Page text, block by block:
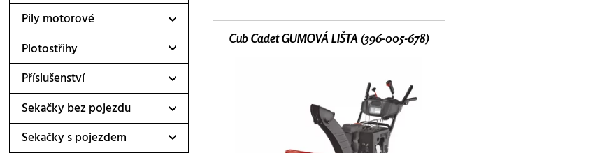
Pily motorové
Plotostřihy
Příslušenství
Sekačky bez pojezdu
Sekačky s pojezdem
Cub Cadet GUMOVÁ LIŠTA (396-005-678)